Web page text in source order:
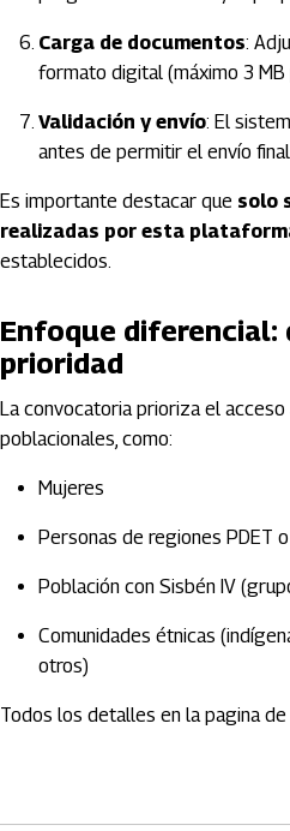
Carga de documentos:
formato digital (máximo 3 MB
Validación y envío: El
antes de permitir el envío
Es importante destacar que solo
realizadas por esta
establecidos.
Enfoque diferencial:
prioridad
La convocatoria prioriza el
poblacionales, como:
Mujeres
Personas de regiones PDET
Población con Sisbén IV
Comunidades étnicas
otros)
Todos los detalles en la pagina de